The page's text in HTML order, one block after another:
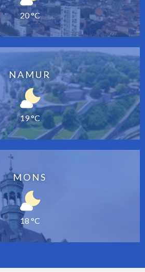
20 °C
NAMUR
19 °C
MONS
18 °C